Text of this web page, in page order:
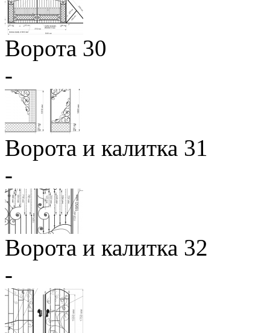
Ворота 30
-
Ворота и калитка 31
-
Ворота и калитка 32
-